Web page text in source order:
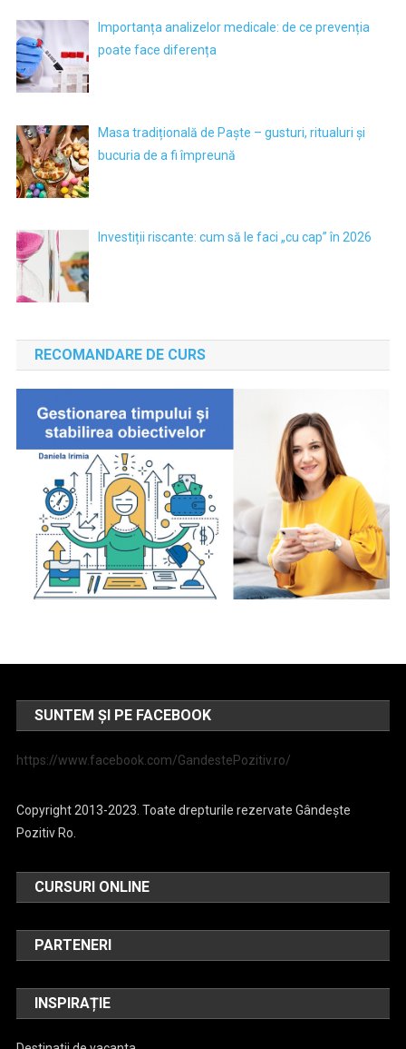
Importanța analizelor medicale: de ce prevenția
poate face diferența
Masa tradițională de Paște – gusturi, ritualuri și
bucuria de a fi împreună
Investiții riscante: cum să le faci „cu cap” în 2026
RECOMANDARE DE CURS
SUNTEM ȘI PE FACEBOOK
https://www.facebook.com/GandestePozitiv.ro/
Copyright 2013-2023. Toate drepturile rezervate Gândește
Pozitiv Ro.
CURSURI ONLINE
PARTENERI
INSPIRAȚIE